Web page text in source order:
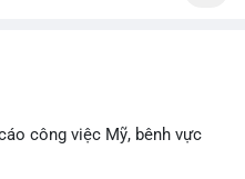
công việc Mỹ, bênh vực